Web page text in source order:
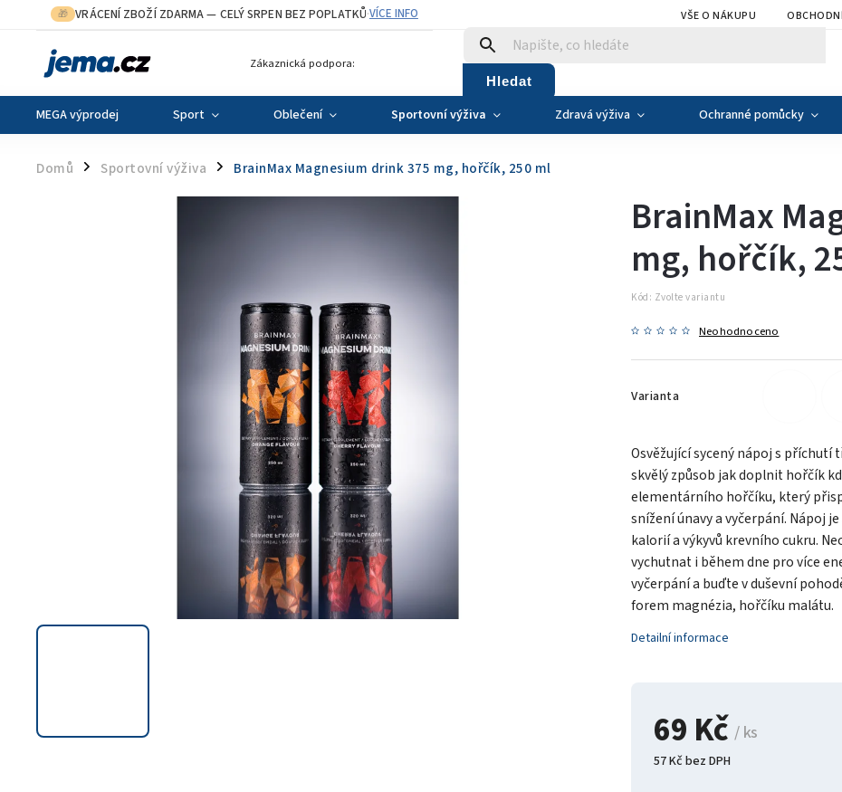
🎁 VRÁCENÍ ZBOŽÍ ZDARMA— CELÝ SRPEN BEZ POPLATKŮ·VÍCE INFO VŠE O NÁKUPU
Zákaznická podpora:
Hledat
MEGA výprodej Sport Oblečení Sportovní výživa Zdravá výživa Ochranné pomůcky
Domů / Sportovní výživa / BrainMax Magnesium drink 375 mg, hořčík, 250 ml
69 Kč/ ks
57 Kč bez DPH
BrainMax
mg, hořčík,
Kód: Zvolte variantu
Neohodnoceno
Varianta
Osvěžující sycený nápoj s příchutí
skvělý způsob jak doplnit hořčík
elementárního hořčíku, který
snížení únavy a vyčerpání. Nápoj
kalorií a výkyvů krevního cukru.
vychutnat i během dne pro více
vyčerpání a buďte v duševní
forem magnézia, hořčíku malátu.
Detailní informace